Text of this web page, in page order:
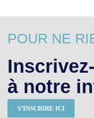
POUR NE
à notre
S’INSCRIRE ICI